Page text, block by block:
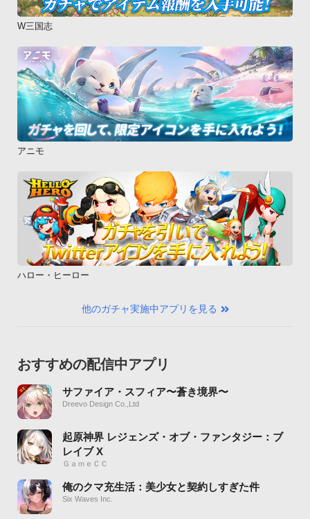
W三国志
アニモ
ハロー・ヒーロー
他のガチャ実施中アプリを見る
おすすめの配信中アプリ
サファイア・スフィア〜蒼き境界〜
Dreevo Design Co.,Ltd
起原神界 レジェンズ・オブ・ファンタジー：ブ
レイブ X
ＧａｍｅＣＣ
俺のクマ充生活：美少女と契約しすぎた件
Six Waves Inc.